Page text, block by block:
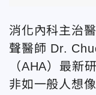
消化內科主治
聲醫師 Dr.
（AHA）最新
非如一般人想